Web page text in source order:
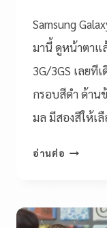
Samsung
มานี้ ดูหน้าตาแ
3G/3GS เลยที
กรอบสีดำ ด้าน
มล มีสองสีให้เ
อ่านต่อ